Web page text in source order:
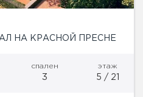
НА КРАСНОЙ ПРЕСНЕ
спален
3
этаж
5 / 21